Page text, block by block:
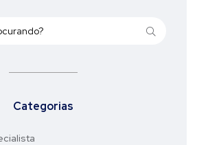
Categorias